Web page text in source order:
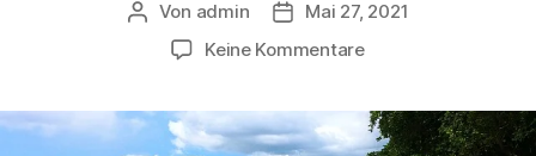
Beitragsautor
Von admin Veröffentlichungsdatum
Mai 27, 2021
Keine Kommentarezu